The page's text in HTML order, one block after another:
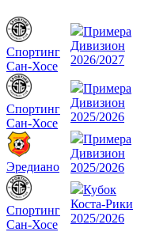
Спортинг
Сан-Хосе
Примера
Дивизион
2026/2027
Спортинг
Сан-Хосе
Примера
Дивизион
2025/2026
Эредиано
Примера
Дивизион
2025/2026
Спортинг
Сан-Хосе
Кубок
Коста-Рики
2025/2026